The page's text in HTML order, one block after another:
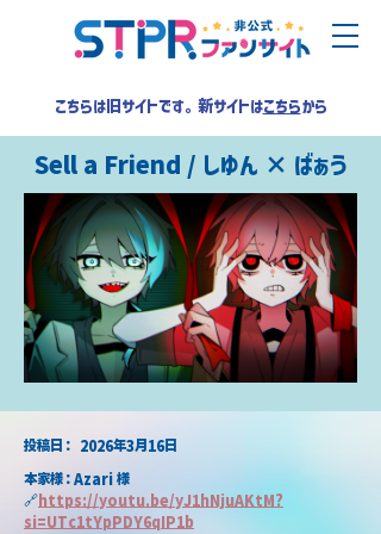
こちらは旧サイトです。新サイトはこちらから
Sell a Friend / しゆん × ばぁう
2026年3月16日
​投稿日：
本家様：Azari 様
🔗https://youtu.be/yJ1hNjuAKtM?
si=UTc1tYpPDY6qIP1b